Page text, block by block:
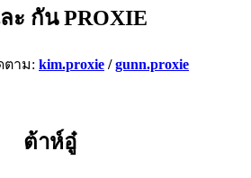
ะ กัน PROXIE
ตาม: kim.proxie /gunn.proxie
ต้าห์อู๋